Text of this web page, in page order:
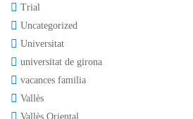
Trial
Uncategorized
Universitat
universitat de girona
vacances familia
Vallès
Vallès Oriental